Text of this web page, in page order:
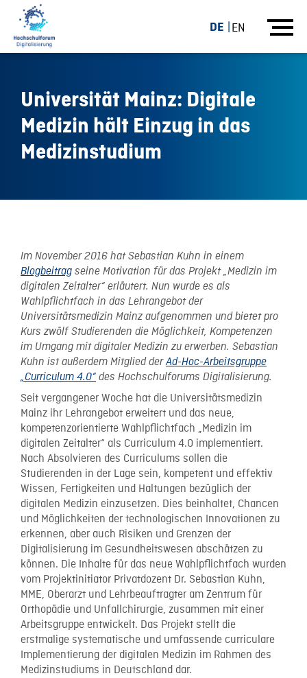
DE EN
Universität Mainz: Digitale
Medizin hält Einzug in das
Medizinstudium
Im November 2016 hat Sebastian Kuhn in einem
Blogbeitrag seine Motivation für das Projekt „Medizin im
digitalen Zeitalter“ erläutert. Nun wurde es als
Wahlpflichtfach in das Lehrangebot der
Universitätsmedizin Mainz aufgenommen und bietet pro
Kurs zwölf Studierenden die Möglichkeit, Kompetenzen
im Umgang mit digitaler Medizin zu erwerben. Sebastian
Kuhn ist außerdem Mitglied derAd-Hoc-Arbeitsgruppe
„Curriculum 4.0“ des Hochschulforums Digitalisierung.
Seit vergangener Woche hat die Universitätsmedizin
Mainz ihr Lehrangebot erweitert und das neue,
kompetenzorientierte Wahlpflichtfach „Medizin im
digitalen Zeitalter“ als Curriculum 4.0 implementiert.
Nach Absolvieren des Curriculums sollen die
Studierenden in der Lage sein, kompetent und effektiv
Wissen, Fertigkeiten und Haltungen bezüglich der
digitalen Medizin einzusetzen. Dies beinhaltet, Chancen
und Möglichkeiten der technologischen Innovationen zu
erkennen, aber auch Risiken und Grenzen der
Digitalisierung im Gesundheitswesen abschätzen zu
können. Die Inhalte für das neue Wahlpflichtfach wurden
vom Projektinitiator Privatdozent Dr. Sebastian Kuhn,
MME, Oberarzt und Lehrbeauftragter am Zentrum für
Orthopädie und Unfallchirurgie, zusammen mit einer
Arbeitsgruppe entwickelt. Das Projekt stellt die
erstmalige systematische und umfassende curriculare
Implementierung der digitalen Medizin im Rahmen des
Medizinstudiums in Deutschland dar.